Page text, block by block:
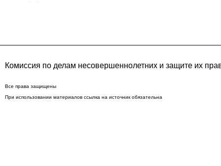
Комиссия по делам несовершеннолетних и защите их
Все права защищены
При использовании материалов ссылка на источник обязательна